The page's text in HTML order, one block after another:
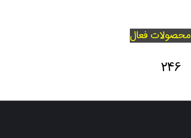
محصولات فعال
246